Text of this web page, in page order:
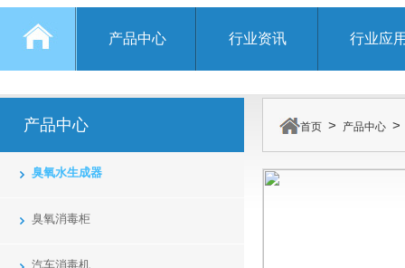
产品中心 行业资讯 行业应
产品中心
臭氧水生成器
臭氧消毒柜
汽车消毒机
首页 > 产品中心